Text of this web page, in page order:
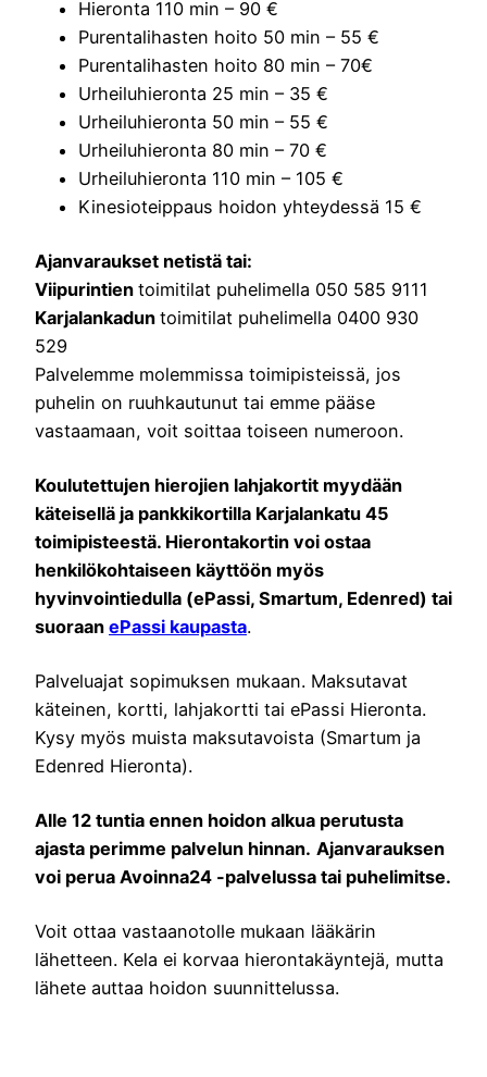
Hieronta 110 min – 90 €
Purentalihasten hoito 50 min – 55 €
Purentalihasten hoito 80 min – 70€
Urheiluhieronta 25 min – 35 €
Urheiluhieronta 50 min – 55 €
Urheiluhieronta 80 min – 70 €
Urheiluhieronta 110 min – 105 €
Kinesioteippaus hoidon yhteydessä 15 €
Ajanvaraukset netistä tai:
Viipurintien toimitilat puhelimella 050 585 9111
Karjalankadun toimitilat puhelimella 0400 930
529
Palvelemme molemmissa toimipisteissä, jos
puhelin on ruuhkautunut tai emme pääse
vastaamaan, voit soittaa toiseen numeroon.
Koulutettujen hierojien lahjakortit myydään
käteisellä ja pankkikortilla Karjalankatu 45
toimipisteestä. Hierontakortin voi ostaa
henkilökohtaiseen käyttöön myös
hyvinvointiedulla (ePassi, Smartum, Edenred) tai
suoraan ePassi kaupasta.
Palveluajat sopimuksen mukaan. Maksutavat
käteinen, kortti, lahjakortti tai ePassi Hieronta.
Kysy myös muista maksutavoista (Smartum ja
Edenred Hieronta).
Alle 12 tuntia ennen hoidon alkua perutusta
ajasta perimme palvelun hinnan. Ajanvarauksen
voi perua Avoinna24 -palvelussa tai puhelimitse.
Voit ottaa vastaanotolle mukaan lääkärin
lähetteen. Kela ei korvaa hierontakäyntejä, mutta
lähete auttaa hoidon suunnittelussa.